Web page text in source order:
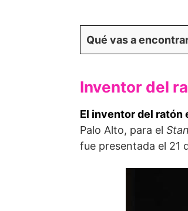
Qué vas a
Inventor del
El inventor del ratón
Palo Alto, para el
fue presentada el 21